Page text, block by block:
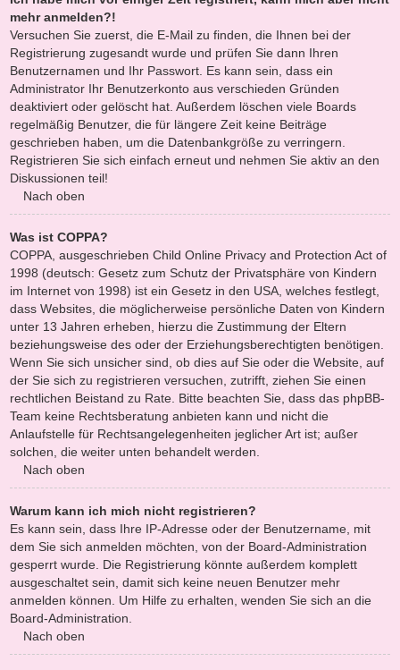
mehr anmelden?!
Versuchen Sie zuerst, die E-Mail zu finden, die Ihnen bei der
Registrierung zugesandt wurde und prüfen Sie dann Ihren
Benutzernamen und Ihr Passwort. Es kann sein, dass ein
Administrator Ihr Benutzerkonto aus verschieden Gründen
deaktiviert oder gelöscht hat. Außerdem löschen viele Boards
regelmäßig Benutzer, die für längere Zeit keine Beiträge
geschrieben haben, um die Datenbankgröße zu verringern.
Registrieren Sie sich einfach erneut und nehmen Sie aktiv an den
Diskussionen teil!
Nach oben
Was ist COPPA?
COPPA, ausgeschrieben Child Online Privacy and Protection Act of
1998 (deutsch: Gesetz zum Schutz der Privatsphäre von Kindern
im Internet von 1998) ist ein Gesetz in den USA, welches festlegt,
dass Websites, die möglicherweise persönliche Daten von Kindern
unter 13 Jahren erheben, hierzu die Zustimmung der Eltern
beziehungsweise des oder der Erziehungsberechtigten benötigen.
Wenn Sie sich unsicher sind, ob dies auf Sie oder die Website, auf
der Sie sich zu registrieren versuchen, zutrifft, ziehen Sie einen
rechtlichen Beistand zu Rate. Bitte beachten Sie, dass das phpBB-
Team keine Rechtsberatung anbieten kann und nicht die
Anlaufstelle für Rechtsangelegenheiten jeglicher Art ist; außer
solchen, die weiter unten behandelt werden.
Nach oben
Warum kann ich mich nicht registrieren?
Es kann sein, dass Ihre IP-Adresse oder der Benutzername, mit
dem Sie sich anmelden möchten, von der Board-Administration
gesperrt wurde. Die Registrierung könnte außerdem komplett
ausgeschaltet sein, damit sich keine neuen Benutzer mehr
anmelden können. Um Hilfe zu erhalten, wenden Sie sich an die
Board-Administration.
Nach oben